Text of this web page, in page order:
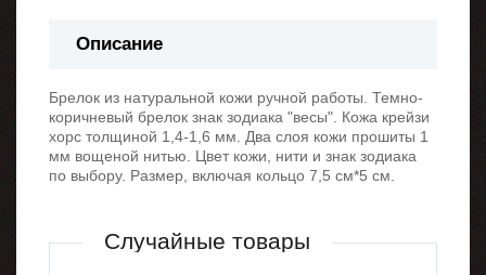
Описание
Брелок из натуральной кожи ручной работы. Темно-
коричневый брелок знак зодиака "весы". Кожа крейзи
хорс толщиной 1,4-1,6 мм. Два слоя кожи прошиты 1
мм вощеной нитью. Цвет кожи, нити и знак зодиака
по выбору. Размер, включая кольцо 7,5 см*5 см.
Случайные товары